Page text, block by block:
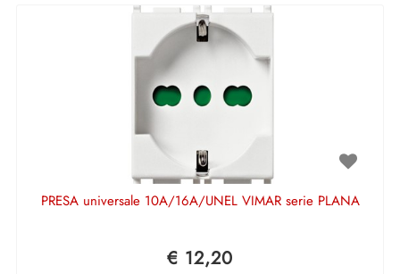
PRESA universale 10A/16A/UNEL VIMAR serie PLANA
€ 12,20